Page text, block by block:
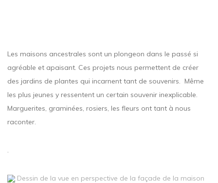
Les maisons ancestrales sont un plongeon dans le passé si
agréable et apaisant. Ces projets nous permettent de créer
des jardins de plantes qui incarnent tant de souvenirs. Même
les plus jeunes y ressentent un certain souvenir inexplicable.
Marguerites, graminées, rosiers, les fleurs ont tant à nous
raconter.
.
Dessin de la vue en perspective de la façade de la maison